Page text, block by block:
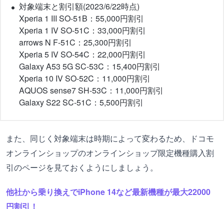
対象端末と割引額(2023/6/22時点)
Xperia 1 III SO-51B：55,000円割引
Xperia 1 IV SO-51C：33,000円割引
arrows N F-51C：25,300円割引
Xperia 5 IV SO-54C：22,000円割引
Galaxy A53 5G SC-53C：15,400円割引
Xperia 10 IV SO-52C：11,000円割引
AQUOS sense7 SH-53C：11,000円割引
Galaxy S22 SC-51C：5,500円割引
また、同じく対象端末は時期によって変わるため、ドコモ
オンラインショップのオンラインショップ限定機種購入割
引のページを見ておくようにしましょう。
他社から乗り換えでiPhone 14など最新機種が最大22000
円割引！